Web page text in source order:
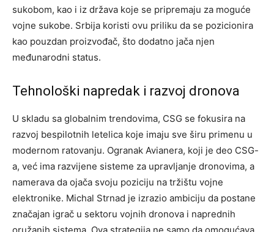
sukobom, kao i iz država koje se pripremaju za moguće
vojne sukobe. Srbija koristi ovu priliku da se pozicionira
kao pouzdan proizvođač, što dodatno jača njen
međunarodni status.
Tehnološki napredak i razvoj dronova
U skladu sa globalnim trendovima, CSG se fokusira na
razvoj bespilotnih letelica koje imaju sve širu primenu u
modernom ratovanju. Ogranak Avianera, koji je deo CSG-
a, već ima razvijene sisteme za upravljanje dronovima, a
namerava da ojača svoju poziciju na tržištu vojne
elektronike. Michal Strnad je izrazio ambiciju da postane
značajan igrač u sektoru vojnih dronova i naprednih